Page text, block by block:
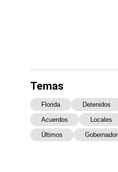
Temas
Florida Detenidos
Acuerdos Locales
Últimos Gobernador